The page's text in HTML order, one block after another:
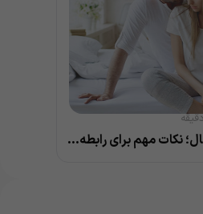
رابطه جنسی واژینال؛ نکات مهم برای رابطه ای سالم